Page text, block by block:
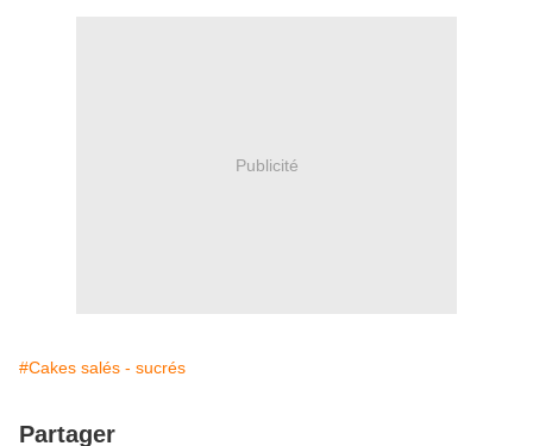
Publicité
#Cakes salés - sucrés
Partager